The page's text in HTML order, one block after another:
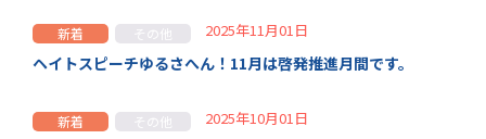
新着 その他 2025年11月01日
ヘイトスピーチゆるさへん！11月は啓発推進月間です。
新着 その他 2025年10月01日